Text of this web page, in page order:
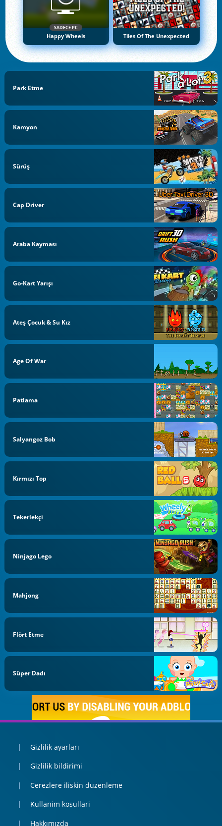
SADECE PC
Happy Wheels Tiles Of The Unexpected
Park Etme
Kamyon
Sürüş
Cap Driver
Araba Kayması
Go-Kart Yarışı
Ateş Çocuk & Su Kız
Age Of War
Patlama
Salyangoz Bob
Kırmızı Top
Tekerlekçi
Ninjago Lego
Mahjong
Flört Etme
Süper Dadı
Gizlilik ayarları
Gizlilik bildirimi
Cerezlere iliskin duzenleme
Kullanim kosullari
Hakkımızda